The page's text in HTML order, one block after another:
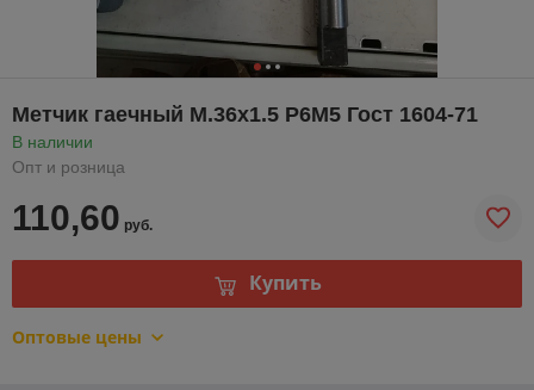
Метчик гаечный М.36х1.5 Р6М5 Гост 1604-71
В наличии
Опт и розница
110,60 руб.
Купить
Оптовые цены